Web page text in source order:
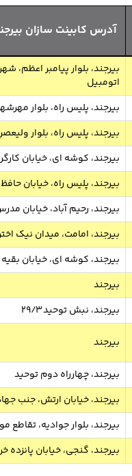
آدرس کابینت سازان
بیرجند، بلوار پیامبر
اتومبیل
بیرجند، پلیس راه، بلوار
بیرجند، پلیس راه، بلوار ولیعصر
بیرجند، کوشه ای، خیابان
بیرجند، پلیس راه، خیابان
بیرجند، رحیم آباد، خیابان
بیرجند، امامت، میدان نیک
بیرجند، کوشه ای، خیابان
بیرجند
بیرجند، نبش توحید ۲۹/۳
بیرجند
بیرجند، چهارراه دوم توحید
بیرجند، خیابان ارتش، جنب
بیرجند، بلوار جوادیه،
بیرجند، گنجی، خیابان پانزده